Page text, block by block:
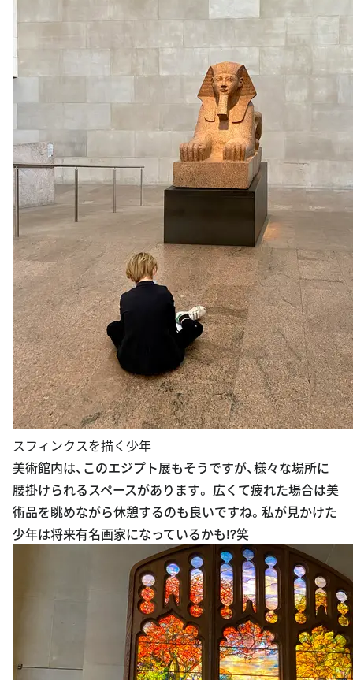
スフィンクスを描く少年
美術館内は、このエジプト展もそうですが、様々な場所に
腰掛けられるスペースがあります。 広くて疲れた場合は美
術品を眺めながら休憩するのも良いですね。私が見かけた
少年は将来有名画家になっているかも⁉︎笑